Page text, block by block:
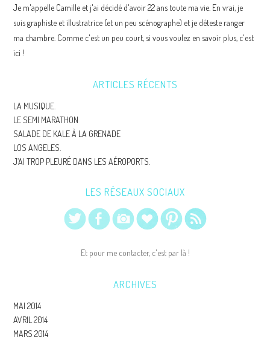
Je m'appelle Camille et j'ai décidé d'avoir 22 ans toute ma vie. En vrai, je
suis graphiste et illustratrice (et un peu scénographe) et je déteste ranger
ma chambre. Comme c'est un peu court, si vous voulez en savoir plus, c'est
ici !
ARTICLES RÉCENTS
LA MUSIQUE.
LE SEMI MARATHON
SALADE DE KALE À LA GRENADE
LOS ANGELES.
J’AI TROP PLEURÉ DANS LES AÉROPORTS.
LES RÉSEAUX SOCIAUX
Et pour me contacter, c'est par là !
ARCHIVES
MAI 2014
AVRIL 2014
MARS 2014